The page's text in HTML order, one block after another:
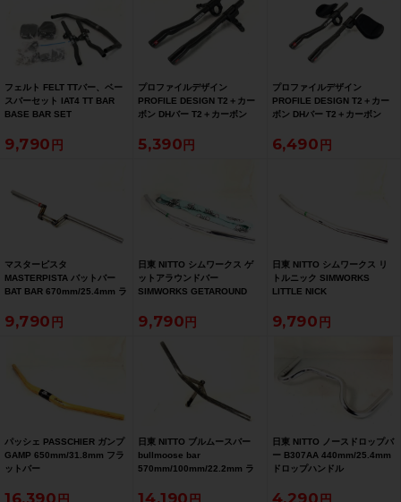
フェルト FELT TTバー、ベー
スバーセット IAT4 TT BAR
BASE BAR SET
バー、TTハンドル
9,790
プロファイルデザイン
PROFILE DESIGN T2＋カー
ボン DHバー T2＋カーボン
340mm
5,390
プロファイルデザイン
PROFILE DESIGN T2＋カー
ボン DHバー T2＋カーボン
340mm
6,490
マスターピスタ
MASTERPISTA バットバー
BAT BAR 670mm/25.4mm ラ
9,790
日東 NITTO シムワークス ゲ
ットアラウンドバー
SIMWORKS GETAROUND
ーバー
9,790
日東 NITTO シムワークス リ
トルニック SIMWORKS
LITTLE NICK
ー
9,790
パッシェ PASSCHIER ガンプ
GAMP 650mm/31.8mm フラ
ットバー
16,390
日東 NITTO ブルムースバー
bullmoose bar
570mm/100mm/22.2mm ラ
14,190
日東 NITTO ノースドロップバ
ー B307AA 440mm/25.4mm
ドロップハンドル
4,290